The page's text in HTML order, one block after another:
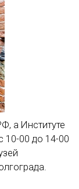
а Институте
10-00 до 14-00